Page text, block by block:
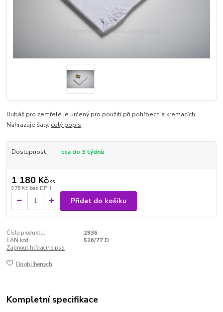
Rubáš pro zemřelé je určený pro použití při pohřbech a kremacích.
Nahrazuje šaty. celý popis
Dostupnost cca do 3 týdnů
1 180 Kč/ks
975 Kč bez DPH
Přidat do košíku
Číslo produktu:
2836
EAN kód:
526/77 D
Zapnout hlídacího psa
Do oblíbených
Kompletní specifikace